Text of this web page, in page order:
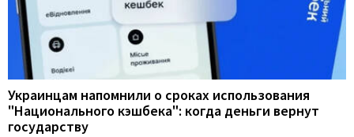
Украинцам напомнили о сроках использования
"Национального кэшбека": когда деньги вернут
государству